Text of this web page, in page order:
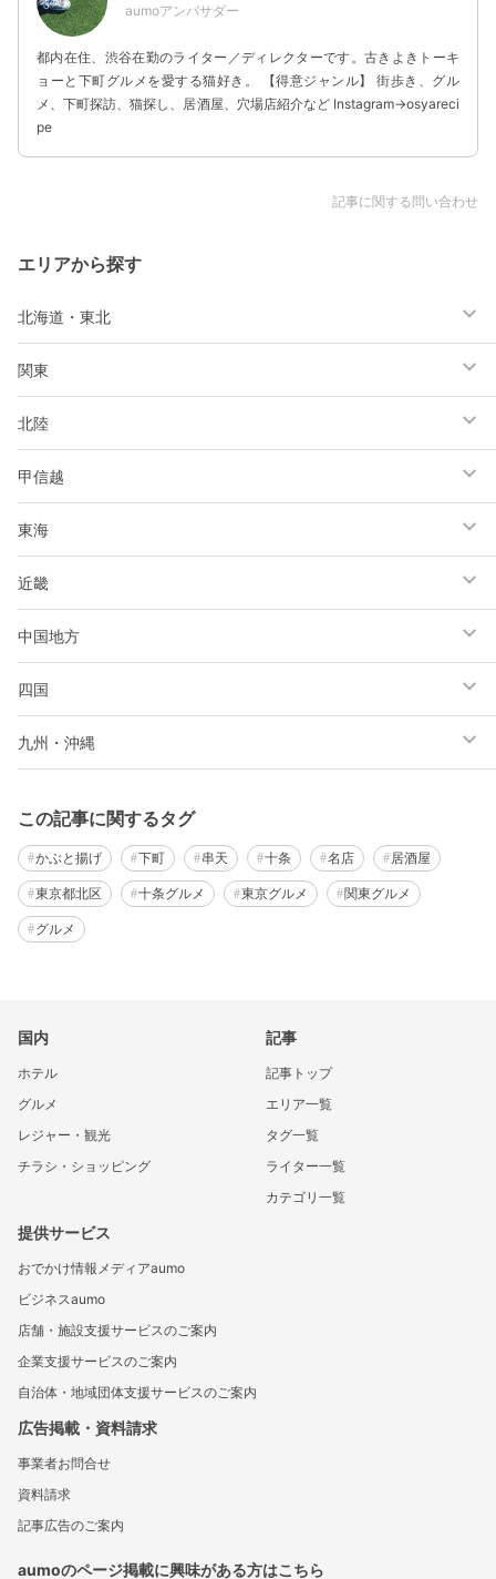
aumoアンバサダー
都内在住、渋谷在勤のライター／ディレクターです。古きよきトーキ
ョーと下町グルメを愛する猫好き。 【得意ジャンル】 街歩き、グル
メ、下町探訪、猫探し、居酒屋、穴場店紹介など Instagram→osyareci
pe
記事に関する問い合わせ
エリアから探す
北海道・東北
関東
北陸
甲信越
東海
近畿
中国地方
四国
九州・沖縄
この記事に関するタグ
かぶと揚げ 下町 串天 十条 名店 居酒屋
東京都北区 十条グルメ 東京グルメ 関東グルメ
グルメ
国内
ホテル
グルメ
レジャー・観光
チラシ・ショッピング
記事
記事トップ
エリア一覧
タグ一覧
ライター一覧
カテゴリ一覧
提供サービス
おでかけ情報メディアaumo
ビジネスaumo
店舗・施設支援サービスのご案内
企業支援サービスのご案内
自治体・地域団体支援サービスのご案内
広告掲載・資料請求
事業者お問合せ
資料請求
記事広告のご案内
aumoのページ掲載に興味がある方はこちら